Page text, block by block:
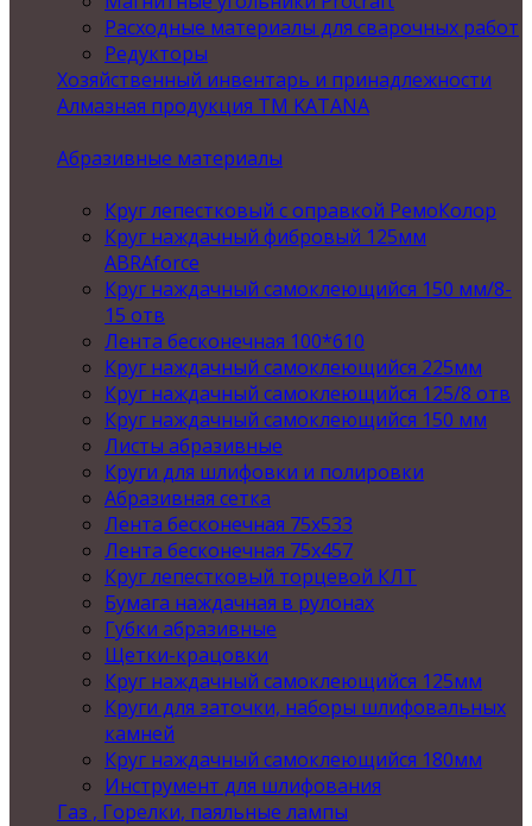
Расходные материалы для сварочных работ
Редукторы
Хозяйственный инвентарь и принадлежности
Алмазная продукция ТМ KATANA
Абразивные материалы
Круг лепестковый с оправкой РемоКолор
Круг наждачный фибровый 125мм
ABRAforce
Круг наждачный самоклеющийся 150 мм/8-
15 отв
Лента бесконечная 100*610
Круг наждачный самоклеющийся 225мм
Круг наждачный самоклеющийся 125/8 отв
Круг наждачный самоклеющийся 150 мм
Листы абразивные
Круги для шлифовки и полировки
Абразивная сетка
Лента бесконечная 75х533
Лента бесконечная 75х457
Круг лепестковый торцевой КЛТ
Бумага наждачная в рулонах
Губки абразивные
Щетки-крацовки
Круг наждачный самоклеющийся 125мм
Круги для заточки, наборы шлифовальных
камней
Круг наждачный самоклеющийся 180мм
Инструмент для шлифования
Газ , Горелки, паяльные лампы